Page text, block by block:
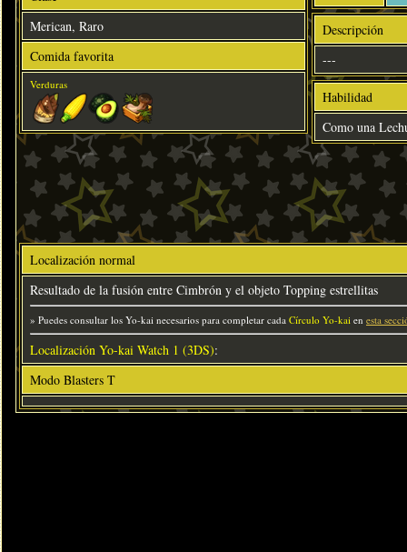
Merican, Raro
Comida favorita
Verduras
Descripción
---
Habilidad
Como una
Localización normal
Resultado de la fusión entre Cimbrón y el objeto Topping estrellitas
» Puedes consultar los Yo-kai necesarios para completar cada Círculo Yo-kai en esta
Localización Yo-kai Watch 1 (3DS):
Modo Blasters T